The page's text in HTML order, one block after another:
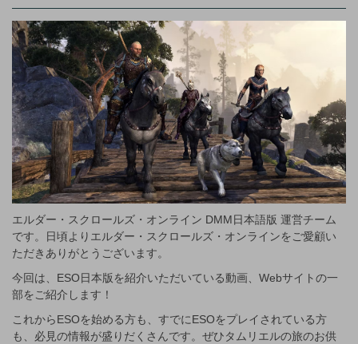
エルダー・スクロールズ・オンライン DMM日本語版 運営チーム
です。日頃よりエルダー・スクロールズ・オンラインをご愛顧い
ただきありがとうございます。
今回は、ESO日本版を紹介いただいている動画、Webサイトの一
部をご紹介します！
これからESOを始める方も、すでにESOをプレイされている方
も、必見の情報が盛りだくさんです。ぜひタムリエルの旅のお供